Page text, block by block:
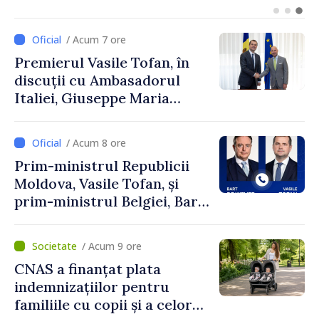
Sertel
turism,
exporturi
/ Acum 7 ore
Premierul Vasile Tofan, în
discuții cu Ambasadorul
Italiei, Giuseppe Maria
/ Acum 8 ore
Prim-ministrul Republicii
Moldova, Vasile Tofan, și
prim-ministrul Belgiei, Bart
despre parcursul european
al Republicii Moldova.
/ Acum 9 ore
CNAS a finanțat plata
indemnizațiilor pentru
familiile cu copii și a celor